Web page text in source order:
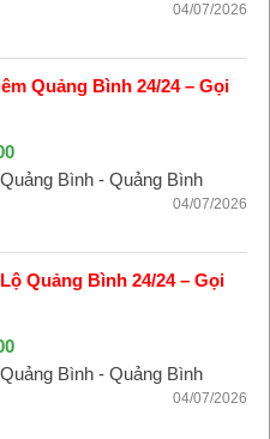
04/07/2026
Quảng Bình 24/24 – Gọi
Quảng Bình - Quảng Bình
04/07/2026
Quảng Bình 24/24 – Gọi
Quảng Bình - Quảng Bình
04/07/2026